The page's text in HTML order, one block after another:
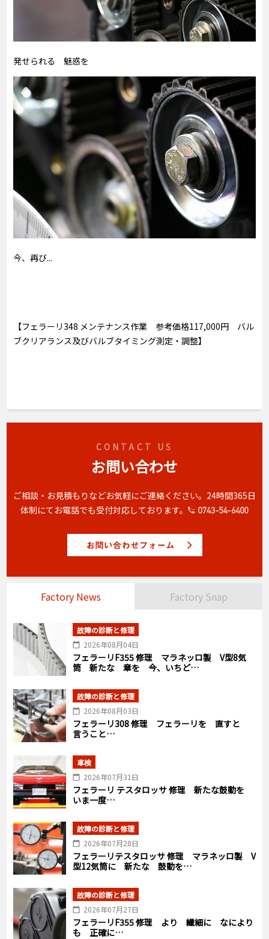
発せられる 魅惑を
今、再び...
【フェラーリ348 メンテナンス作業 参考価格117,000円 バル
ブクリアランス及びバルブタイミング測定・調整】
CONTACT US
お問い合わせ
ご相談・お見積もりなどお気軽にご連絡ください。 24時間365日
体制にてお電話でも受付対応しております。
Factory News Factory Snap
故障の診断と修理
2026年08月04日
フェラーリF355 修理 マラネッロ製 V型8気
筒 新たな 章を 今、いちど…
故障の診断と修理
2026年08月03日
フェラーリ308 修理 フェラーリを 直すと
言うこと…
車検
2026年07月31日
フェラーリ テスタロッサ 修理 新たな鼓動を
いま一度…
故障の診断と修理
2026年07月28日
フェラーリテスタロッサ 修理 マラネッロ製 V
型12気筒に 新たな 鼓動を…
故障の診断と修理
2026年07月27日
フェラーリF355 修理 より 繊細に なにより
も 正確に…